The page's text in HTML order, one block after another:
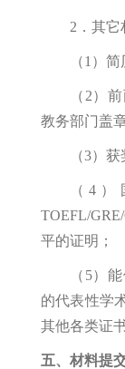
2．其它
（1）简
（2）
教务部门盖
（3）
（4
TOEFL/
平的证明；
（5）
的代表性学
其他各类证
五、材料提